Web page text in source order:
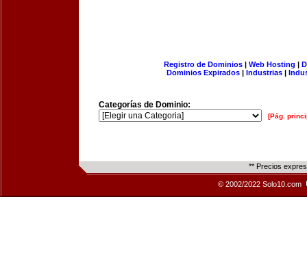
Registro de Dominios| Web Hosting |
Dominios Expirados | Industrias |
Categorías de Dominio:
[Pág.
** Precios
© 2002/2022 Solo10.com